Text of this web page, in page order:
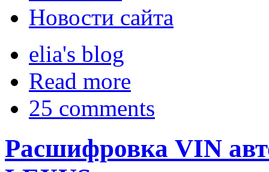
Новости сайта
elia's blog
Read more
25 comments
Расшифровка VIN